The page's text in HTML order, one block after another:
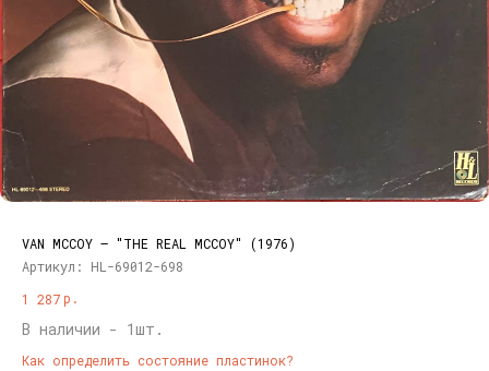
VAN MCCOY – "THE REAL MCCOY" (1976)
Артикул: HL-69012-698
1 287 р.
В наличии - 1шт.
Как определить состояние пластинок?